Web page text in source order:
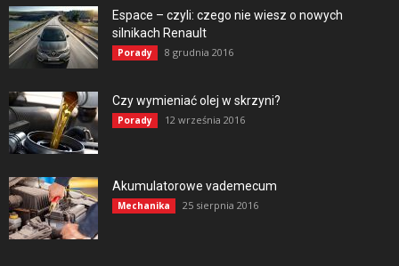
Espace – czyli: czego nie wiesz o nowych
silnikach Renault
Porady 8 grudnia 2016
Czy wymieniać olej w skrzyni?
Porady 12 września 2016
Akumulatorowe vademecum
Mechanika 25 sierpnia 2016